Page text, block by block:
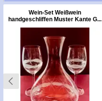
Wein-Set Weißwein
handgeschliffen Muster Kante G...